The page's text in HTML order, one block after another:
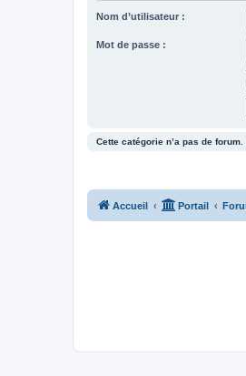
Nom d’utilisateur :
Mot de passe :
Cette catégorie n’a pas de forum.
Accueil Portail